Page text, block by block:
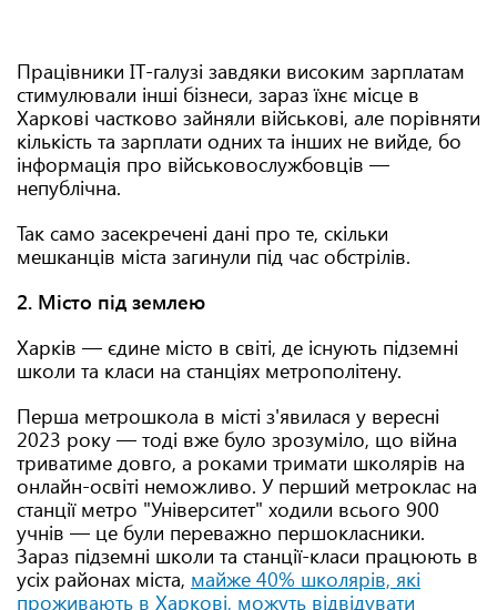
Працівники IT-галузі завдяки високим зарплатам
стимулювали інші бізнеси, зараз їхнє місце в
Харкові частково зайняли військові, але порівняти
кількість та зарплати одних та інших не вийде, бо
інформація про військовослужбовців —
непублічна.
Так само засекречені дані про те, скільки
мешканців міста загинули під час обстрілів.
2. Місто під землею
Харків — єдине місто в світі, де існують підземні
школи та класи на станціях метрополітену.
Перша метрошкола в місті з'явилася у вересні
2023 року — тоді вже було зрозуміло, що війна
триватиме довго, а роками тримати школярів на
онлайн-освіті неможливо. У перший метроклас на
станції метро "Університет" ходили всього 900
учнів — це були переважно першокласники.
Зараз підземні школи та станції-класи працюють в
усіх районах міста, майже 40% школярів, які
проживають в Харкові, можуть відвідувати